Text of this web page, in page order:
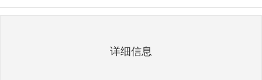
详细信息